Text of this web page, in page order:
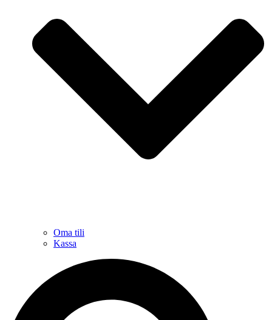
Oma tili
Kassa